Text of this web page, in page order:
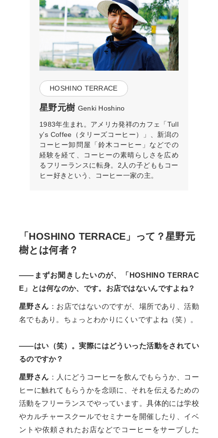
HOSHINO TERRACE
星野元樹 Genki Hoshino
1983年生まれ。アメリカ発祥のカフェ「Tull
y’s Coffee（タリーズコーヒー）」、新潟の
コーヒー卸問屋「鈴木コーヒー」などでの
経験を経て、コーヒーの素晴らしさを広め
るフリーランスに転身。2人の子どももコー
ヒー好きという、コーヒー一家の主。
「HOSHINO TERRACE」って？星野元
樹とは何者？
――まずお聞きしたいのが、「HOSHINO TERRAC
E」とは何なのか、です。お店ではないんですよね？
星野さん ：お店ではないのですが、場所であり、活動
名でもあり。ちょっとわかりにくいですよね（笑）。
――はい（笑）。実際にはどういった活動をされてい
るのですか？
星野さん ：人にどうコーヒーを飲んでもらうか、コー
ヒーに触れてもらうかを念頭に、それを伝えるための
活動をフリーランスでやっています。具体的には学校
やカルチャースクールでセミナーを開催したり、イベ
ントや依頼されたお店などでコーヒーをサーブした